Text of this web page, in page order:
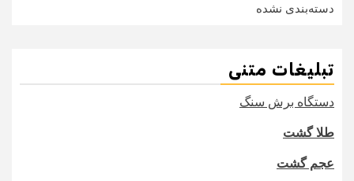
دسته‌بندی نشده
تبلیغات متنی
دستگاه برش سنگ
طلا گشت
عجم گشت